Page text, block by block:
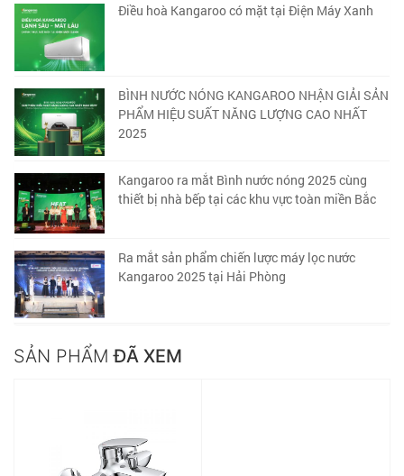
Điều hoà Kangaroo có mặt tại Điện Máy Xanh
BÌNH NƯỚC NÓNG KANGAROO NHẬN GIẢI SẢN
PHẨM HIỆU SUẤT NĂNG LƯỢNG CAO NHẤT
2025
Kangaroo ra mắt Bình nước nóng 2025 cùng
thiết bị nhà bếp tại các khu vực toàn miền Bắc
Ra mắt sản phẩm chiến lược máy lọc nước
Kangaroo 2025 tại Hải Phòng
SẢN PHẨM ĐÃ XEM